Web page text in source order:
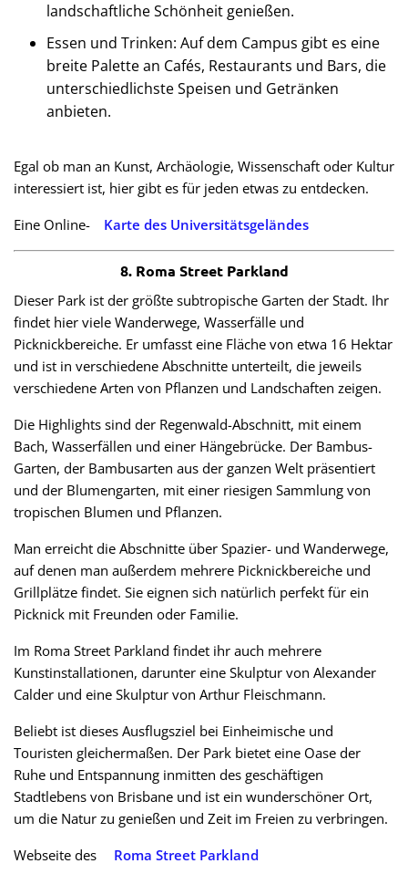
landschaftliche Schönheit genießen.
Essen und Trinken: Auf dem Campus gibt es eine
breite Palette an Cafés, Restaurants und Bars, die
unterschiedlichste Speisen und Getränken
anbieten.
Egal ob man an Kunst, Archäologie, Wissenschaft oder Kultur
interessiert ist, hier gibt es für jeden etwas zu entdecken.
Eine Online-
Karte des Universitätsgeländes
8. Roma Street Parkland
Dieser Park ist der größte subtropische Garten der Stadt. Ihr
findet hier viele Wanderwege, Wasserfälle und
Picknickbereiche. Er umfasst eine Fläche von etwa 16 Hektar
und ist in verschiedene Abschnitte unterteilt, die jeweils
verschiedene Arten von Pflanzen und Landschaften zeigen.
Die Highlights sind der Regenwald-Abschnitt, mit einem
Bach, Wasserfällen und einer Hängebrücke. Der Bambus-
Garten, der Bambusarten aus der ganzen Welt präsentiert
und der Blumengarten, mit einer riesigen Sammlung von
tropischen Blumen und Pflanzen.
Man erreicht die Abschnitte über Spazier- und Wanderwege,
auf denen man außerdem mehrere Picknickbereiche und
Grillplätze findet. Sie eignen sich natürlich perfekt für ein
Picknick mit Freunden oder Familie.
Im Roma Street Parkland findet ihr auch mehrere
Kunstinstallationen, darunter eine Skulptur von Alexander
Calder und eine Skulptur von Arthur Fleischmann.
Beliebt ist dieses Ausflugsziel bei Einheimische und
Touristen gleichermaßen. Der Park bietet eine Oase der
Ruhe und Entspannung inmitten des geschäftigen
Stadtlebens von Brisbane und ist ein wunderschöner Ort,
um die Natur zu genießen und Zeit im Freien zu verbringen.
Webseite des
Roma Street Parkland